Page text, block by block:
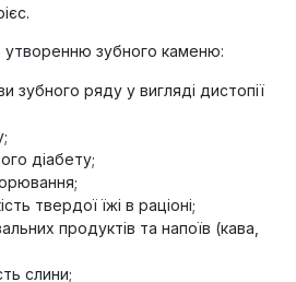
зубного каменю:
зубного ряду у вигляді дистопії
діабету;
твердої їжі в раціоні;
продуктів та напоїв (кава,
слини;